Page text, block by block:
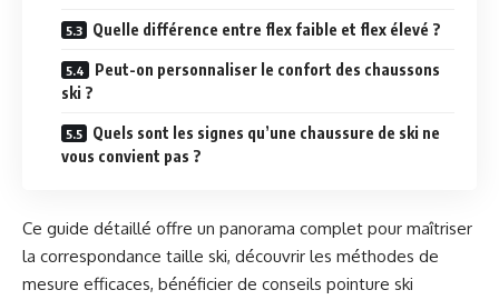
Quelle différence entre flex faible et flex élevé ?
Peut-on personnaliser le confort des chaussons
ski ?
Quels sont les signes qu’une chaussure de ski ne
vous convient pas ?
Ce guide détaillé offre un panorama complet pour maîtriser
la correspondance taille ski, découvrir les méthodes de
mesure efficaces, bénéficier de conseils pointure ski